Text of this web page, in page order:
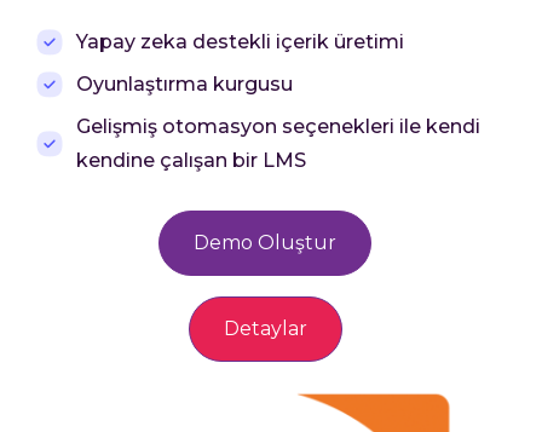
Yapay zeka destekli içerik üretimi
Oyunlaştırma kurgusu
Gelişmiş otomasyon seçenekleri ile kendi
kendine çalışan bir LMS
Demo Oluştur
Detaylar